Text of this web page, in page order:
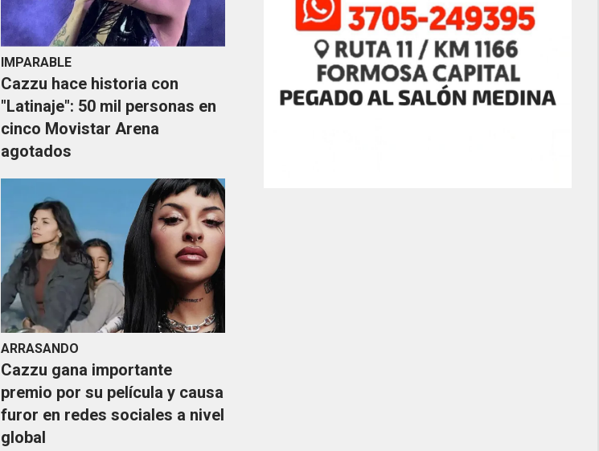
IMPARABLE
Cazzu hace historia con
"Latinaje": 50 mil personas en
cinco Movistar Arena
agotados
ARRASANDO
Cazzu gana importante
premio por su película y causa
furor en redes sociales a nivel
global